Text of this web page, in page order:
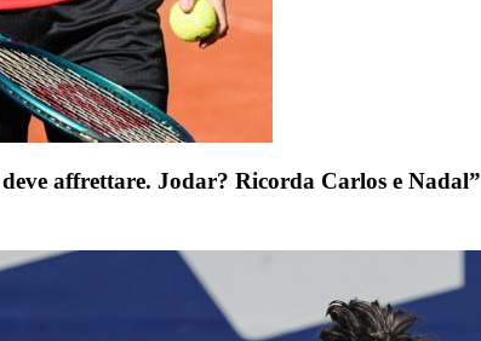
affrettare. Jodar? Ricorda Carlos e Nadal”